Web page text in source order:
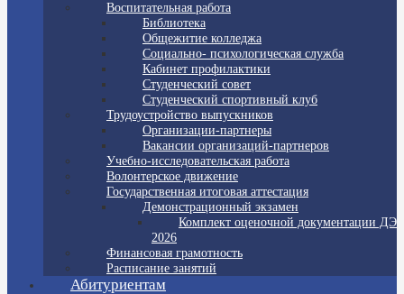
Воспитательная работа
Библиотека
Общежитие колледжа
Социально- психологическая служба
Кабинет профилактики
Студенческий совет
Студенческий спортивный клуб
Трудоустройство выпускников
Организации-партнеры
Вакансии организаций-партнеров
Учебно-исследовательская работа
Волонтерское движение
Государственная итоговая аттестация
Демонстрационный экзамен
Комплект оценочной документации ДЭ
2026
Финансовая грамотность
Расписание занятий
Абитуриентам